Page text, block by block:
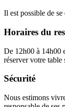
Il est possible de
Horaires du
De 12h00 à 14h00
réserver votre table
Sécurité
Nous estimons